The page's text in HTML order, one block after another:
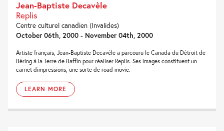
Jean-Baptiste Decavèle
Replis
Centre culturel canadien (Invalides)
October 06th, 2000 - November 04th, 2000
Artiste français, Jean-Baptiste Decavèle a parcouru le Canada du Détroit de
Béring à la Terre de Baffin pour réaliser Replis. Ses images constituent un
carnet dimpressions, une sorte de road movie.
LEARN MORE